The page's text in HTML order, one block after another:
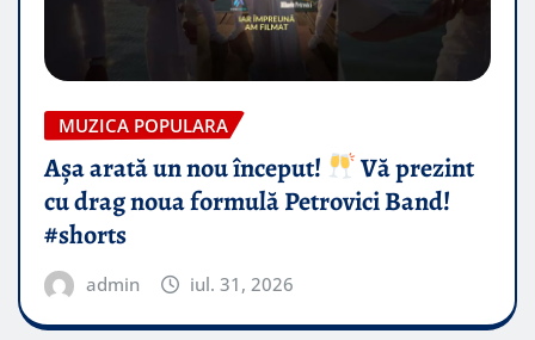
MUZICA POPULARA
Așa arată un nou început!
Vă prezint
cu drag noua formulă Petrovici Band!
#shorts
admin iul. 31, 2026